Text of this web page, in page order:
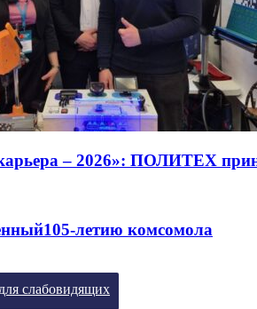
– 2026»: ПОЛИТЕХ
летию комсомола
слабовидящих